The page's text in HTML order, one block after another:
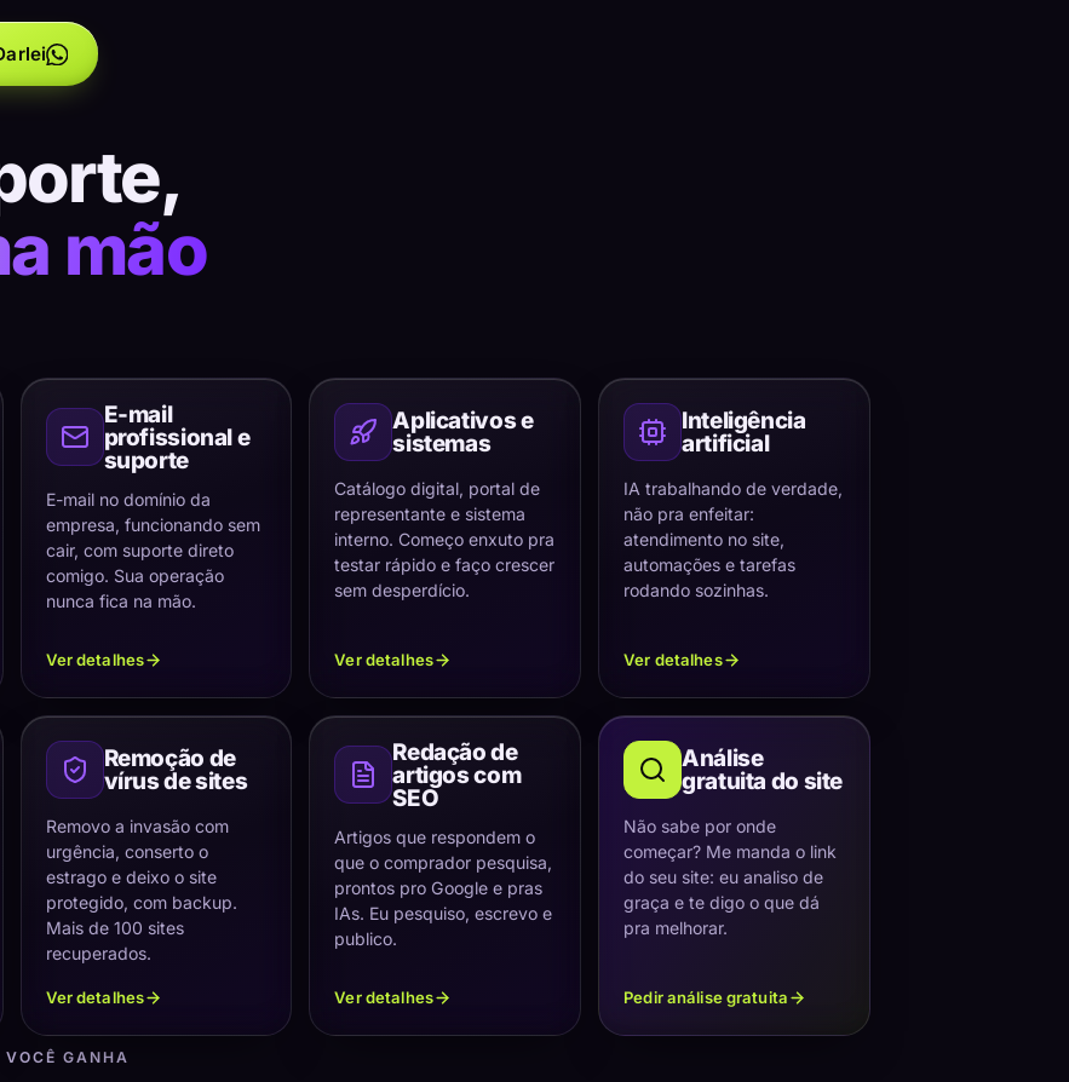
mão
E-mail
profissional e
suporte
E-mail no domínio da
empresa, funcionando sem
cair, com suporte direto
comigo. Sua operação
nunca fica na mão.
Ver detalhes
Aplicativos e
sistemas
Catálogo digital, portal de
representante e sistema
interno. Começo enxuto pra
testar rápido e faço crescer
sem desperdício.
Ver detalhes
Inteligência
artificial
IA trabalhando de verdade,
não pra enfeitar:
atendimento no site,
automações e tarefas
rodando sozinhas.
Ver detalhes
Remoção de
vírus de sites
Removo a invasão com
urgência, conserto o
estrago e deixo o site
protegido, com backup.
Mais de 100 sites
recuperados.
Ver detalhes
Redação de
artigos com
SEO
Artigos que respondem o
que o comprador pesquisa,
prontos pro Google e pras
IAs. Eu pesquiso, escrevo e
publico.
Ver detalhes
Análise
gratuita do site
Não sabe por onde
começar? Me manda o link
do seu site: eu analiso de
graça e te digo o que dá
pra melhorar.
Pedir análise gratuita
VOCÊ GANHA